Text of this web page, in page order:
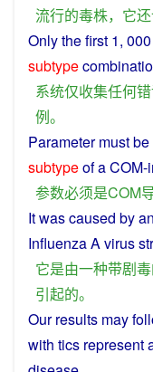
流行的毒株， 它还
Onlythefirst 1, 000
subtype
系统仅收集任何
例。
Parameter mustbe
subtypeofaCOM-
参数必须是COM
Itwascaused by
InfluenzaAvirus
它是由一种带剧毒
引起的。
Our results may
with tics represent